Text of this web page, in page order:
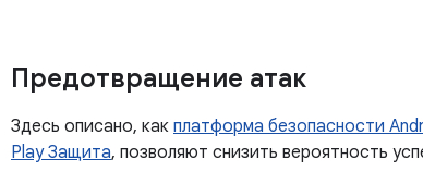
Предотвращение атак
Здесь описано, как платформа безопасности
Play Защита, позволяют снизить вероятность